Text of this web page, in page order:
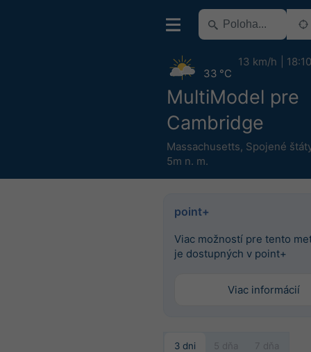
MultiModel pre
Cambridge
Massachusetts, Spojené
5m n. m.
33 °C
13 km/h 18:10
point+
Viac možností pre tento
je dostupných v point+
Viac informácií
3 dni 5 dňa 7 dňa